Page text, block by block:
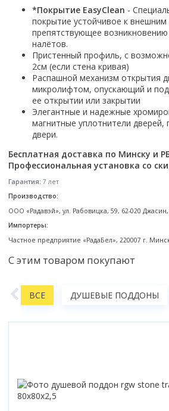
Смотреть все
Комплектующие
Сифоны
Ролики
Скребки
Коврик для душевой кабины
Смотреть все
*Покрытие EasyClean -
покрытие устойчивое к внешним
препятствующее
налётов.
Пристенный профиль, с
2см (если стена кривая)
Распашной механизм открытия
микролифтом, опускающий и
ее открытии или закрытии
Элегантные и надежные
магнитные уплотнители
двери.
Бесплатная доставка по Минску и
Профессиональная установка со
Гарантия: 7 лет
Производство:
ООО «Радавэй», ул. Рабовицка, 59, 62-020
Импортеры:
Частное предприятие «РадаБел», 220007 г.
С этим товаром покупают
ВСЕ ДУШЕВЫЕ ПОДДОНЫ